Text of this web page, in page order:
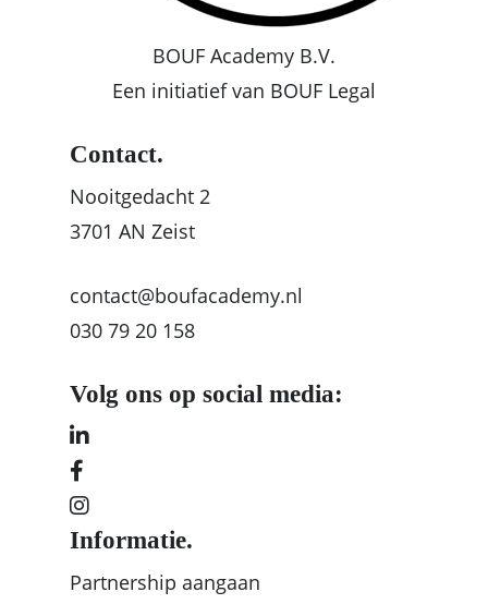
BOUF Academy B.V.
Een initiatief van BOUF Legal
Contact.
Nooitgedacht 2
3701 AN Zeist
contact@boufacademy.nl
030 79 20 158
Volg ons op social media:
Informatie.
Partnership aangaan